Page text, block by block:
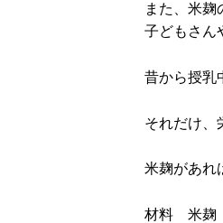
また、米麹
子どもさん
昔から授乳
それだけ、
米麹があれ
材料 米